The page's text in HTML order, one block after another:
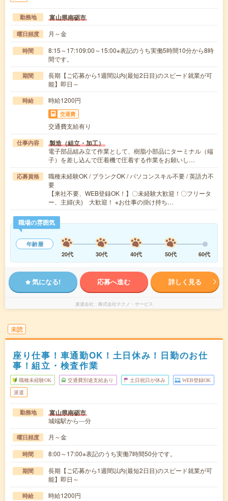
勤務地 富山県南砺市
曜日頻度 月～金
時間
8:15～17:109:00～15:00※表記のうち実働5時間10分から8時
間です。
期間
長期【ご応募から1週間以内(最短2日目)のスピード就業が可
能】即日～
時給 時給1200円
交通費
交通費支給有り
仕事内容 製造（組立・加工）
電子部品組み立て作業として、樹脂小部品にターミナル（端
子）を差し込んで圧着機で圧着する作業をお願いし…
応募資格
職種未経験OK / ブランクOK / パソコンスキル不要 / 英語力不
要
【来社不要、WEB登録OK！】〇未経験大歓迎！〇フリータ
ー、主婦(夫) 大歓迎！ ※お仕事の掛け持ち…
職場の雰囲気
年齢層
20代
30代 40代 50代 60代
気になる! 応募へ進む 詳しく見る
派遣会社 株式会社テクノ・サービス
未読
座り仕事！車通勤OK！土日休み！日勤のお仕
事！組立・検査作業
職種未経験OK 交通費別途支給あり 土日祝日が休み WEB登録OK
派遣
勤務地 富山県南砺市
城端駅から---分
曜日頻度 月～金
時間 8:00～17:00※表記のうち実働7時間50分です。
期間
長期【ご応募から1週間以内(最短2日目)のスピード就業が可
能】即日～
時給 時給1200円